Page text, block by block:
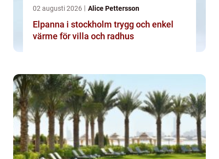
02 augusti 2026 Alice Pettersson
Elpanna i stockholm trygg och enkel
värme för villa och radhus